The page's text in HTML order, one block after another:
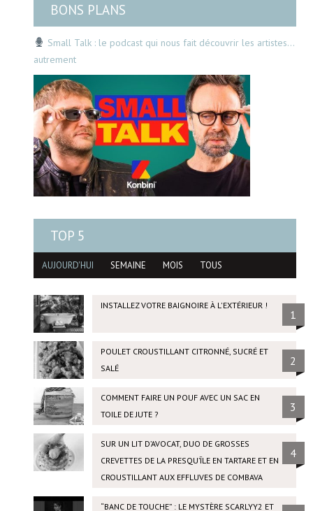
BONS PLANS
Small Talk : le podcast qui nous fait découvrir les artistes…
autrement
TOP 5
AUJOURD'HUI SEMAINE MOIS TOUS
INSTALLEZ VOTRE BAIGNOIRE À L'EXTÉRIEUR !
1
POULET CROUSTILLANT CITRONNÉ, SUCRÉ ET
SALÉ
2
COMMENT FAIRE UN POUF AVEC UN SAC EN
TOILE DE JUTE ?
3
SUR UN LIT D’AVOCAT, DUO DE GROSSES
CREVETTES DE LA PRESQU’ÎLE EN TARTARE ET EN
CROUSTILLANT AUX EFFLUVES DE COMBAVA
4
“BANC DE TOUCHE” : LE MYSTÈRE SCARLYY2 ET